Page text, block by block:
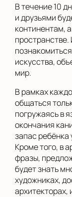
В течение 10
и друзьями
континентам,
пространстве.
искусства,
мир.
В рамках
общаться
погружаясь в
окончания
запас ребёнка
Кроме того, в
фразы,
будет знать
художниках,
архитекторах,